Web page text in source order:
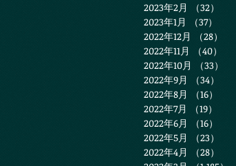
2023年2月
（32）
2023年1月
（37）
2022年12月
（28）
2022年11月
（40）
2022年10月
（33）
2022年9月
（34）
2022年8月
（16）
2022年7月
（19）
2022年6月
（16）
2022年5月
（23）
2022年4月
（28）